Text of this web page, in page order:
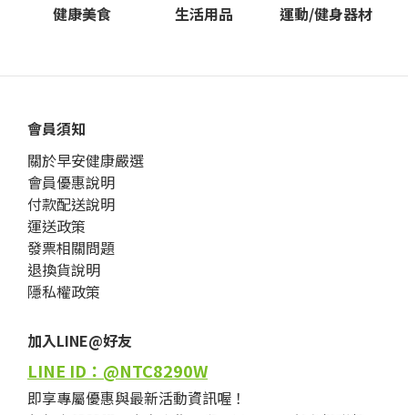
健康美食 生活用品 運動/健身器材
會員須知
關於早安健康嚴選
會員優惠說明
付款配送說明
運送政策
發票相關問題
退換貨說明
隱私權政策
加入LINE@好友
LINE ID：@NTC8290W
即享專屬優惠與最新活動資訊喔！